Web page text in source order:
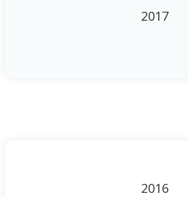
2017
2016